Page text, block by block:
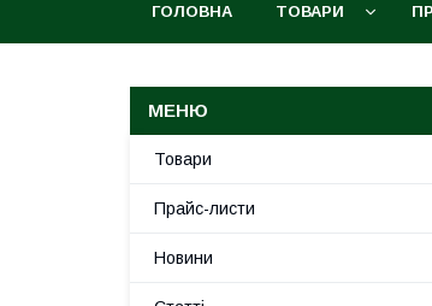
ГОЛОВНА ТОВАРИ
Товари
Прайс-листи
Новини